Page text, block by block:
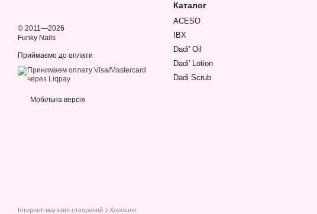
© 2011—2026
Funky Nails
Приймаємо до оплати
Мобільна версія
Інтернет-магазин створений з Хорошоп
Каталог
ACESO
IBX
Dadi' Oil
Dadi' Lotion
Dadi Scrub